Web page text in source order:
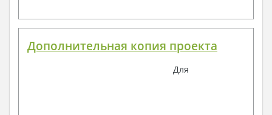
Дополнительная копия проекта
Для